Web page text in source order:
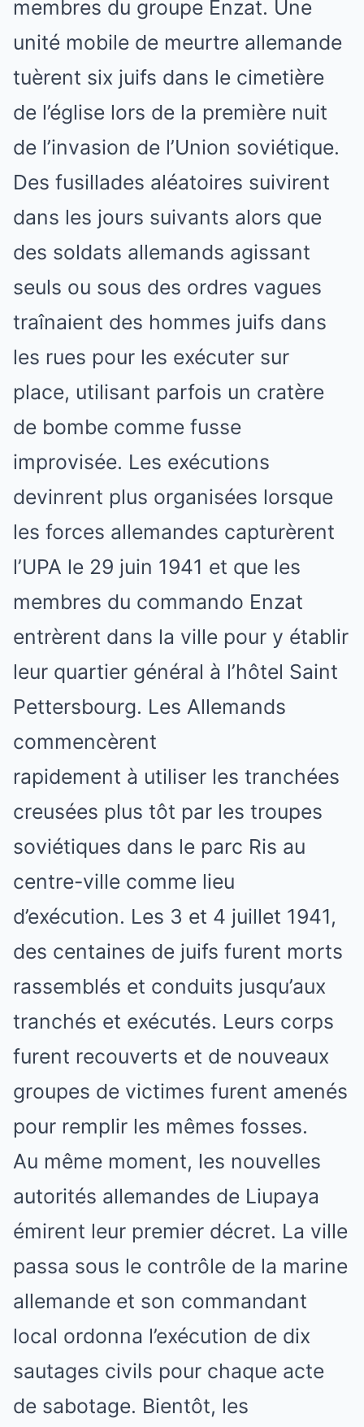
membres du groupe Enzat. Une
unité mobile de meurtre allemande
tuèrent six juifs dans le cimetière
de l’église lors de la première nuit
de l’invasion de l’Union soviétique.
Des fusillades aléatoires suivirent
dans les jours suivants alors que
des soldats allemands agissant
seuls ou sous des ordres vagues
traînaient des hommes juifs dans
les rues pour les exécuter sur
place, utilisant parfois un cratère
de bombe comme fusse
improvisée. Les exécutions
devinrent plus organisées lorsque
les forces allemandes capturèrent
l’UPA le 29 juin 1941 et que les
membres du commando Enzat
entrèrent dans la ville pour y établir
leur quartier général à l’hôtel Saint
Pettersbourg. Les Allemands
commencèrent
rapidement à utiliser les tranchées
creusées plus tôt par les troupes
soviétiques dans le parc Ris au
centre-ville comme lieu
d’exécution. Les 3 et 4 juillet 1941,
des centaines de juifs furent morts
rassemblés et conduits jusqu’aux
tranchés et exécutés. Leurs corps
furent recouverts et de nouveaux
groupes de victimes furent amenés
pour remplir les mêmes fosses.
Au même moment, les nouvelles
autorités allemandes de Liupaya
émirent leur premier décret. La ville
passa sous le contrôle de la marine
allemande et son commandant
local ordonna l’exécution de dix
sautages civils pour chaque acte
de sabotage. Bientôt, les